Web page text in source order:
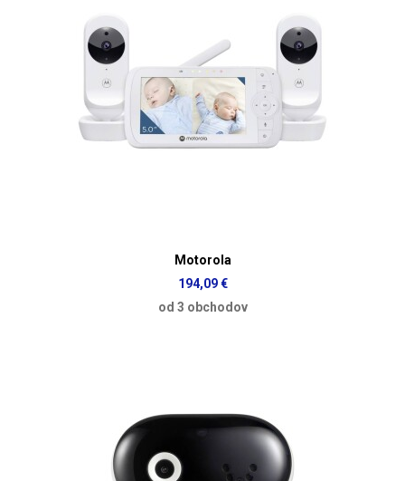
Motorola
194,09 €
od 3 obchodov